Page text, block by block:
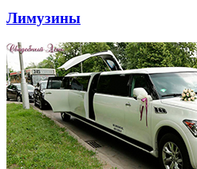
Лимузины